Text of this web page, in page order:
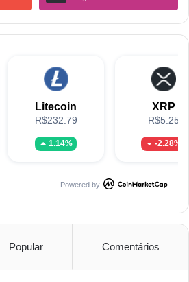
Litecoin
R$232.79
1.14%
XRP
R$5.25
-2.28%
Powered by
Popular Comentários